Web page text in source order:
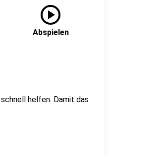
play_circle
Abspielen
helfen. Damit das